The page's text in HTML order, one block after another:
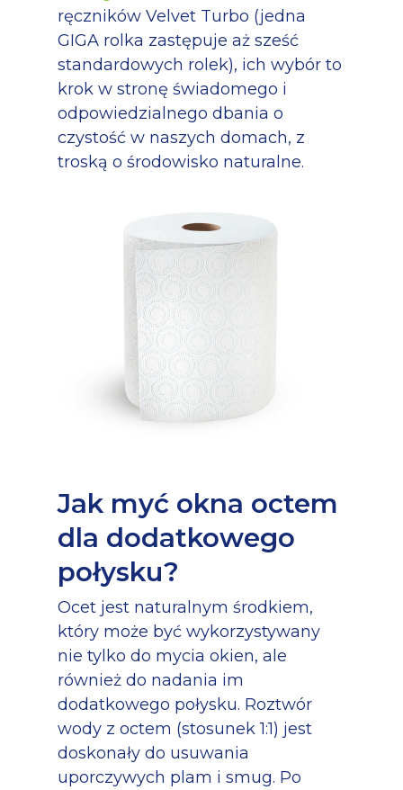
ręczników Velvet Turbo (jedna
GIGA rolka zastępuje aż sześć
standardowych rolek), ich wybór to
krok w stronę świadomego i
odpowiedzialnego dbania o
czystość w naszych domach, z
troską o środowisko naturalne.
Jak myć okna octem
dla dodatkowego
połysku?
Ocet jest naturalnym środkiem,
który może być wykorzystywany
nie tylko do mycia okien, ale
również do nadania im
dodatkowego połysku. Roztwór
wody z octem (stosunek 1:1) jest
doskonały do usuwania
uporczywych plam i smug. Po